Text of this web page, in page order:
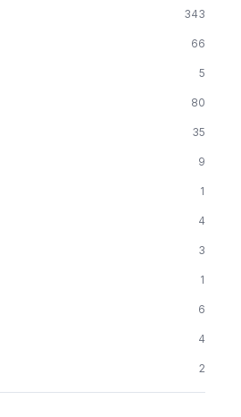
343
66
5
80
35
9
1
4
3
1
6
4
2